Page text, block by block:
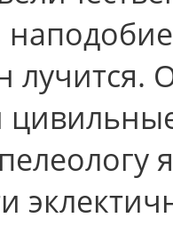
лучится.